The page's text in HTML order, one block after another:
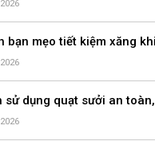
bạn mẹo tiết kiệm xăng
sử dụng quạt sưởi an